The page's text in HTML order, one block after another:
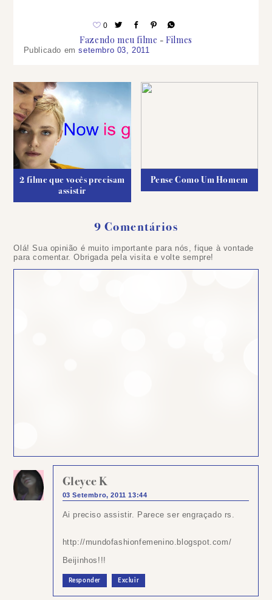
0
Fazendo meu filme Filmes
Publicado emsetembro 03, 2011
2 filme que vocês precisam
assistir
Pense Como Um Homem
9 Comentários
Olá! Sua opinião é muito importante para nós, fique à vontade
para comentar. Obrigada pela visita e volte sempre!
Gleyce K
03 Setembro, 2011 13:44
Ai preciso assistir. Parece ser engraçado rs.
http://mundofashionfemenino.blogspot.com/
Beijinhos!!!
Responder Excluir